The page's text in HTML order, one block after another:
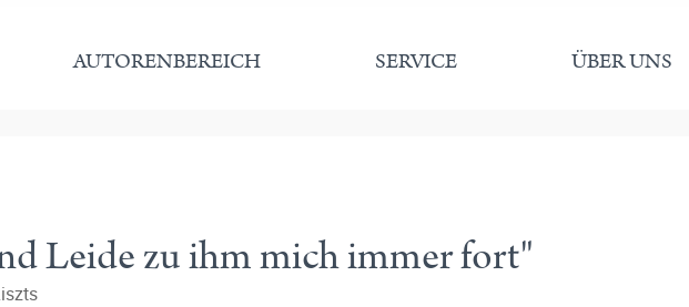
AUTORENBEREICH SERVICE ÜBER UNS
Leide zu ihm mich immer fort"